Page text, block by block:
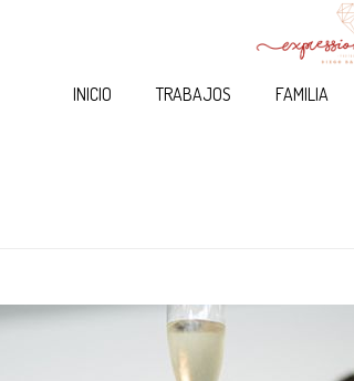
INICIO TRABAJOS FAMILIA